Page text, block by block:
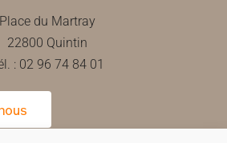
Place du Martray
22800 Quintin
: 02 96 74 84 01